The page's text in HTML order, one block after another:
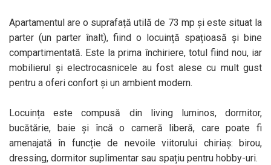
Apartamentul are o suprafață utilă de 73 mp și este situat la
parter (un parter înalt), fiind o locuință spațioasă și bine
compartimentată. Este la prima închiriere, totul fiind nou, iar
mobilierul și electrocasnicele au fost alese cu mult gust
pentru a oferi confort și un ambient modern.
Locuința este compusă din living luminos, dormitor,
bucătărie, baie și încă o cameră liberă, care poate fi
amenajată în funcție de nevoile viitorului chiriaș: birou,
dressing, dormitor suplimentar sau spațiu pentru hobby-uri.